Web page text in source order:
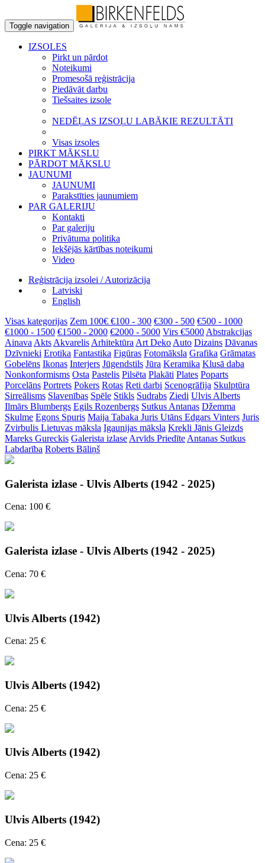
Toggle navigation
IZSOLES
Pirkt un pārdot
Noteikumi
Promesošā reģistrācija
Piedāvāt darbu
Tiešsaites izsole
NEDĒĻAS IZSOĻU LABĀKIE REZULTĀTI
Visas izsoles
PIRKT MĀKSLU
PĀRDOT MĀKSLU
JAUNUMI
JAUNUMI
Parakstīties jaunumiem
PAR GALERIJU
Kontakti
Par galeriju
Privātuma politika
Iekšējās kārtības noteikumi
Video
Reģistrācija izsolei / Autorizācija
Latviski
English
Visas kategorijas Zem 100€ €100 - 300 €300 - 500 €500 - 1000
€1000 - 1500 €1500 - 2000 €2000 - 5000 Virs €5000 Abstrakcijas
Ainava Akts Akvarelis Arhitektūra Art Deko Auto Dizains Dāvanas
Dzīvnieki Erotika Fantastika Figūras Fotomāksla Grafika Grāmatas
Gobelēns Ikonas Interjers Jūgendstils Jūra Keramika Klusā daba
Nonkonformisms Osta Pastelis Pilsēta Plakāti Plates Poparts
Porcelāns Portrets Pokers Rotas Reti darbi Scenogrāfija Skulptūra
Sirreālisms Slavenības Spēle Stikls Sudrabs Ziedi Ulvis Alberts
Ilmārs Blumbergs Egils Rozenbergs Sutkus Antanas Džemma
Skulme Egons Spuris Maija Tabaka Juris Utāns Edgars Vinters Juris
Zvirbulis Lietuvas māksla Igaunijas māksla Krekli Jānis Gleizds
Mareks Gureckis Galerista izlase Arvīds Priedīte Antanas Sutkus
Labdarība Roberts Bāliņš
Galerista izlase - Ulvis Alberts (1942 - 2025)
Cena: 100 €
Galerista izlase - Ulvis Alberts (1942 - 2025)
Cena: 70 €
Ulvis Alberts (1942)
Cena: 25 €
Ulvis Alberts (1942)
Cena: 25 €
Ulvis Alberts (1942)
Cena: 25 €
Ulvis Alberts (1942)
Cena: 25 €